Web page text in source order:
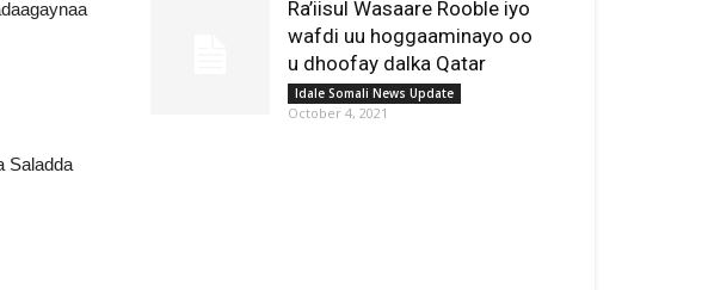
Saladda
Ra’iisul Wasaare Rooble iyo
wafdi uu hoggaaminayo oo
u dhoofay dalka Qatar
Idale Somali News Update
October 4, 2021